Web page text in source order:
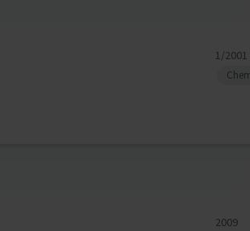
1/
2009